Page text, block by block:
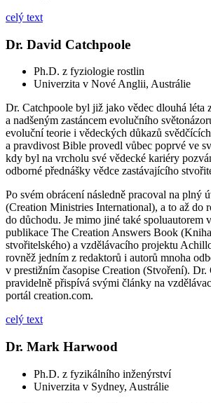
celý text
Dr. David Catchpoole
Ph.D. z fyziologie rostlin
Univerzita v Nové Anglii, Austrálie
Dr. Catchpoole byl již jako vědec dlouhá léta
a nadšeným zastáncem evolučního
evoluční teorie i vědeckých důkazů
a pravdivost Bible provedl vůbec poprvé ve
kdy byl na vrcholu své vědecké kariéry
odborné přednášky vědce zastávajícího
Po svém obrácení následně pracoval na plný
(Creation Ministries International), a to až do
do důchodu. Je mimo jiné také spoluautorem
publikace The Creation Answers Book
stvořitelského) a vzdělávacího projektu
rovněž jedním z redaktorů i autorů mnoha
v prestižním časopise Creation (Stvoření). Dr.
pravidelně přispívá svými články na
portál creation.com.
celý text
Dr. Mark Harwood
Ph.D. z fyzikálního inženýrství
Univerzita v Sydney, Austrálie